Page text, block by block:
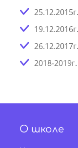
2018-
О школе